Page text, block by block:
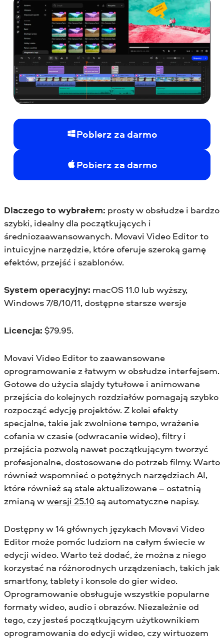
Pobierz za darmo
Pobierz za darmo
Dlaczego to wybrałem: prosty w obsłudze i bardzo
szybki, idealny dla początkujących i
średniozaawansowanych. Movavi Video Editor to
intuicyjne narzędzie, które oferuje szeroką gamę
efektów, przejść i szablonów.
System operacyjny: macOS 11.0 lub wyższy,
Windows 7/8/10/11, dostępne starsze wersje
Licencja: $79.95.
Movavi Video Editor to zaawansowane
oprogramowanie z łatwym w obsłudze interfejsem.
Gotowe do użycia slajdy tytułowe i animowane
przejścia do kolejnych rozdziałów pomagają szybko
rozpocząć edycję projektów. Z kolei efekty
specjalne, takie jak zwolnione tempo, wrażenie
cofania w czasie (odwracanie wideo), filtry i
przejścia pozwolą nawet początkującym tworzyć
profesjonalne, dostosowane do potrzeb filmy. Warto
również wspomnieć o potężnych narzędziach AI,
które również są stale aktualizowane – ostatnią
zmianą wwersji 25.10 są automatyczne napisy.
Dostępny w 14 głównych językach Movavi Video
Editor może pomóc ludziom na całym świecie w
edycji wideo. Warto też dodać, że można z niego
korzystać na różnorodnych urządzeniach, takich jak
smartfony, tablety i konsole do gier wideo.
Oprogramowanie obsługuje wszystkie popularne
formaty wideo, audio i obrazów. Niezależnie od
tego, czy jesteś początkującym użytkownikiem
oprogramowania do edycji wideo, czy wirtuozem